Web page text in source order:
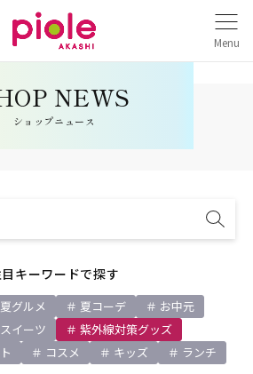
Menu
ショップニュース
キーワードで探す
夏グルメ 夏コーデ
お中元
スイーツ
紫外線対策グッズ
コスメ キッズ ランチ